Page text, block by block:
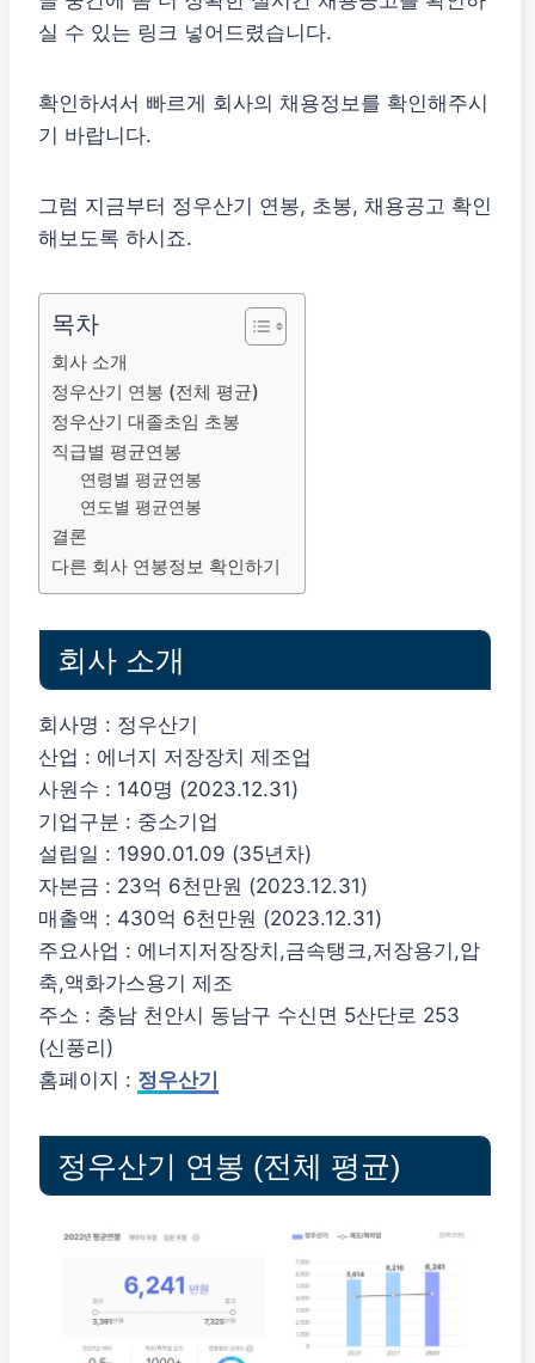
실 수 있는 링크 넣어드렸습니다.
확인하셔서 빠르게 회사의 채용정보를 확인해주시
기 바랍니다.
그럼 지금부터 정우산기 연봉, 초봉, 채용공고 확인
해보도록 하시죠.
목차
회사 소개
정우산기 연봉 (전체 평균)
정우산기 대졸초임 초봉
직급별 평균연봉
연령별 평균연봉
연도별 평균연봉
결론
다른 회사 연봉정보 확인하기
회사 소개
회사명 : 정우산기
산업 : 에너지 저장장치 제조업
사원수 : 140명 (2023.12.31)
기업구분 : 중소기업
설립일 : 1990.01.09 (35년차)
자본금 : 23억 6천만원 (2023.12.31)
매출액 : 430억 6천만원 (2023.12.31)
주요사업 : 에너지저장장치,금속탱크,저장용기,압
축,액화가스용기 제조
주소 : 충남 천안시 동남구 수신면 5산단로 253
(신풍리)
홈페이지 : 정우산기
정우산기 연봉 (전체 평균)